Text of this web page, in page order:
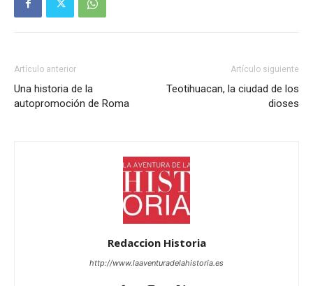
Artículo anterior
Una historia de la
autopromoción de Roma
Artículo siguiente
Teotihuacan, la ciudad de los
dioses
Redaccion Historia
http://www.laaventuradelahistoria.es